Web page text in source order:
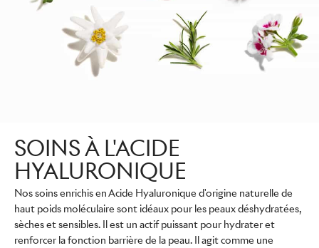
SOINS À L'ACIDE
HYALURONIQUE
Nos soins enrichis en Acide Hyaluronique d'origine naturelle de
haut poids moléculaire sont idéaux pour les peaux déshydratées,
sèches et sensibles. Il est un actif puissant pour hydrater et
renforcer la fonction barrière de la peau. Il agit comme une